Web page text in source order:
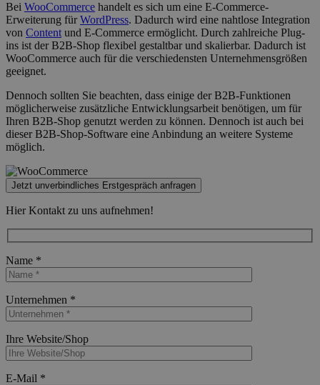
Bei WooCommerce handelt es sich um eine E-Commerce-
Erweiterung fürWordPress. Dadurch wird eine nahtlose Integration
von Content und E-Commerce ermöglicht. Durch zahlreiche Plug-
ins ist der B2B-Shop flexibel gestaltbar und skalierbar. Dadurch ist
WooCommerce auch für die verschiedensten Unternehmensgrößen
geeignet.
Dennoch sollten Sie beachten, dass einige der B2B-Funktionen
möglicherweise zusätzliche Entwicklungsarbeit benötigen, um für
Ihren B2B-Shop genutzt werden zu können. Dennoch ist auch bei
dieser B2B-Shop-Software eine Anbindung an weitere Systeme
möglich.
Jetzt unverbindliches Erstgespräch anfragen
Hier Kontakt zu uns aufnehmen!
Name *
Unternehmen *
Ihre Website/Shop
E-Mail *